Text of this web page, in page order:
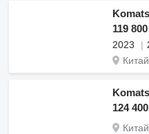
119
2023
124